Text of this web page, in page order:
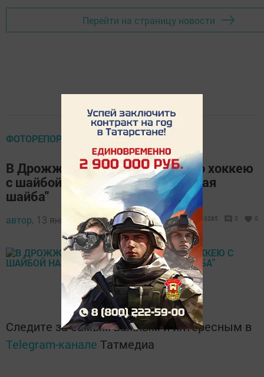
Перейти на страницу новости
ФОТОРЕПОРТАЖ
В Дрожжаном прошел турнир по хоккею
с шайбой на призы клуба "Золотая
шайба"
автор, 13 января 2018 - 15:37 3285 0 0
Следите за самым важным и интересным в
Telegram-канале Татмедиа